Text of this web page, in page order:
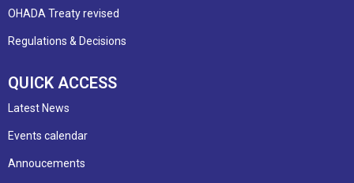
OHADA Treaty revised
Regulations & Decisions
QUICK ACCESS
Latest News
Events calendar
Annoucements